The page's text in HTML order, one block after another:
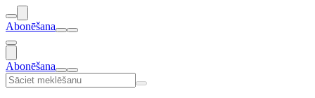
Abonēšana
Abonēšana